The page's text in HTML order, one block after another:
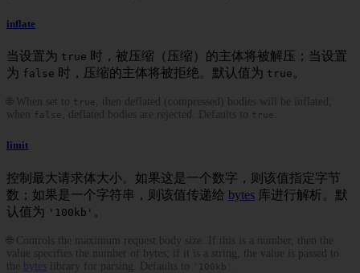
inflate
当设置为 true 时，被压缩（压缩）的主体将被解压；当设置
为 false 时，压缩的主体将被拒绝。默认值为 true 。
🌐 When set to true, then deflated (compressed) bodies will be inflated;
when false, deflated bodies are rejected. Defaults to true
limit
控制最大请求体大小。如果这是一个数字，则该值指定字节
数；如果是一个字符串，则该值传递给 bytes 库进行解析。默
认值为 '100kb' 。
🌐 Controls the maximum request body size. If this is a number, then the
value specifies the number of bytes; if it is a string, the value is passed to
the bytes library for parsing. Defaults to '100kb'